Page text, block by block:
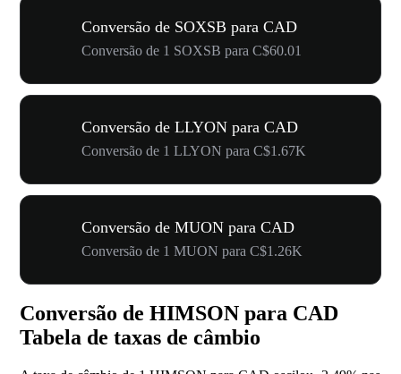
Conversão de SOXSB para CAD
Conversão de 1 SOXSB para C$60.01
Conversão de LLYON para CAD
Conversão de 1 LLYON para C$1.67K
Conversão de MUON para CAD
Conversão de 1 MUON para C$1.26K
Conversão de HIMSON para CAD
Tabela de taxas de câmbio